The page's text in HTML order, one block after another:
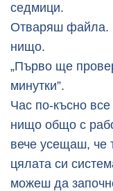
седмици.
Отваряш файла.
нищо.
„Първо ще
минутки”.
Час по-късно
нищо общо с
вече усещаш, че
цялата си
можеш да